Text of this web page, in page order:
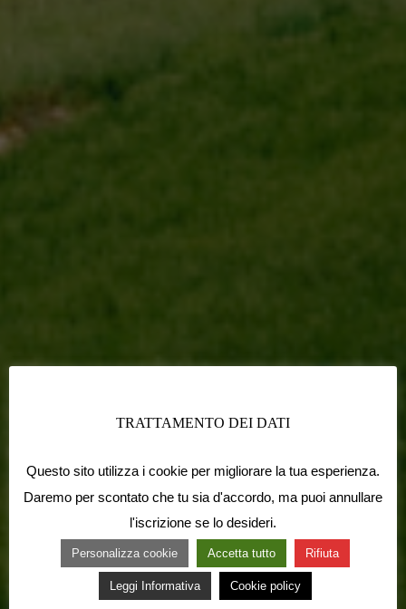
TRATTAMENTO DEI DATI
Questo sito utilizza i cookie per migliorare la tua esperienza.
Daremo per scontato che tu sia d'accordo, ma puoi annullare
l'iscrizione se lo desideri.
Personalizza cookie Accetta tutto Rifiuta
Leggi Informativa Cookie policy